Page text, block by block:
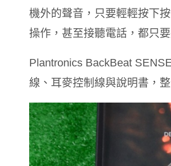
機外的聲音，只要輕輕按下
操作，甚至接聽電話，都只
Plantronics BackBeat
線、耳麥控制線與說明書，